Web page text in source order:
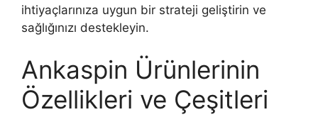
ihtiyaçlarınıza uygun bir strateji geliştirin ve
sağlığınızı destekleyin.
Ankaspin Ürünlerinin
Özellikleri ve Çeşitleri